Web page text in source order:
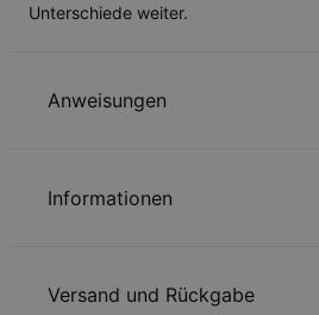
Unterschiede weiter.
Anweisungen
Produktionsprozessen. Lesen Sie
Informationen
Kettentyp
Versand und Rückgabe